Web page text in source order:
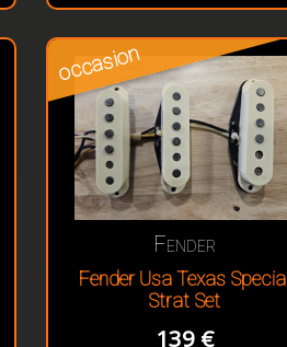
occasion
Fender
Fender Usa Texas Special
Strat Set
139 €